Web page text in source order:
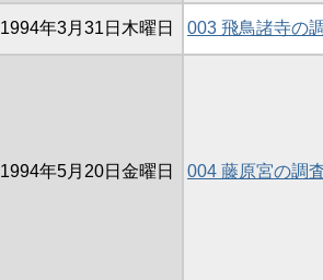
1994年3月31日木曜日 003 飛鳥諸寺の
1994年5月20日金曜日 004 藤原宮の調